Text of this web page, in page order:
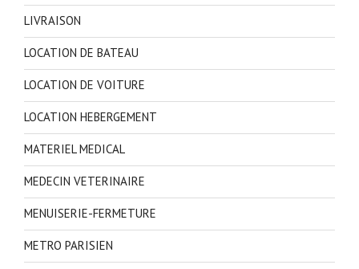
LIVRAISON
LOCATION DE BATEAU
LOCATION DE VOITURE
LOCATION HEBERGEMENT
MATERIEL MEDICAL
MEDECIN VETERINAIRE
MENUISERIE-FERMETURE
METRO PARISIEN